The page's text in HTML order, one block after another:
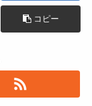
コピー